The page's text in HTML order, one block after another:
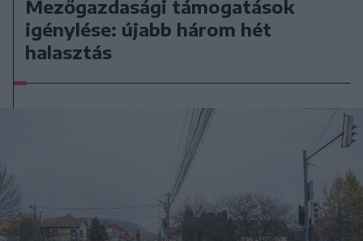
Mezőgazdasági támogatások
igénylése: újabb három hét
halasztás